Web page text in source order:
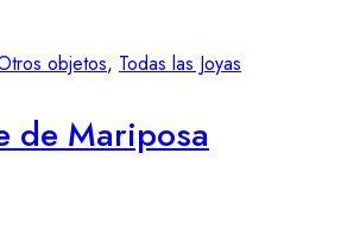
objetos, Todas las Joyas
de Mariposa